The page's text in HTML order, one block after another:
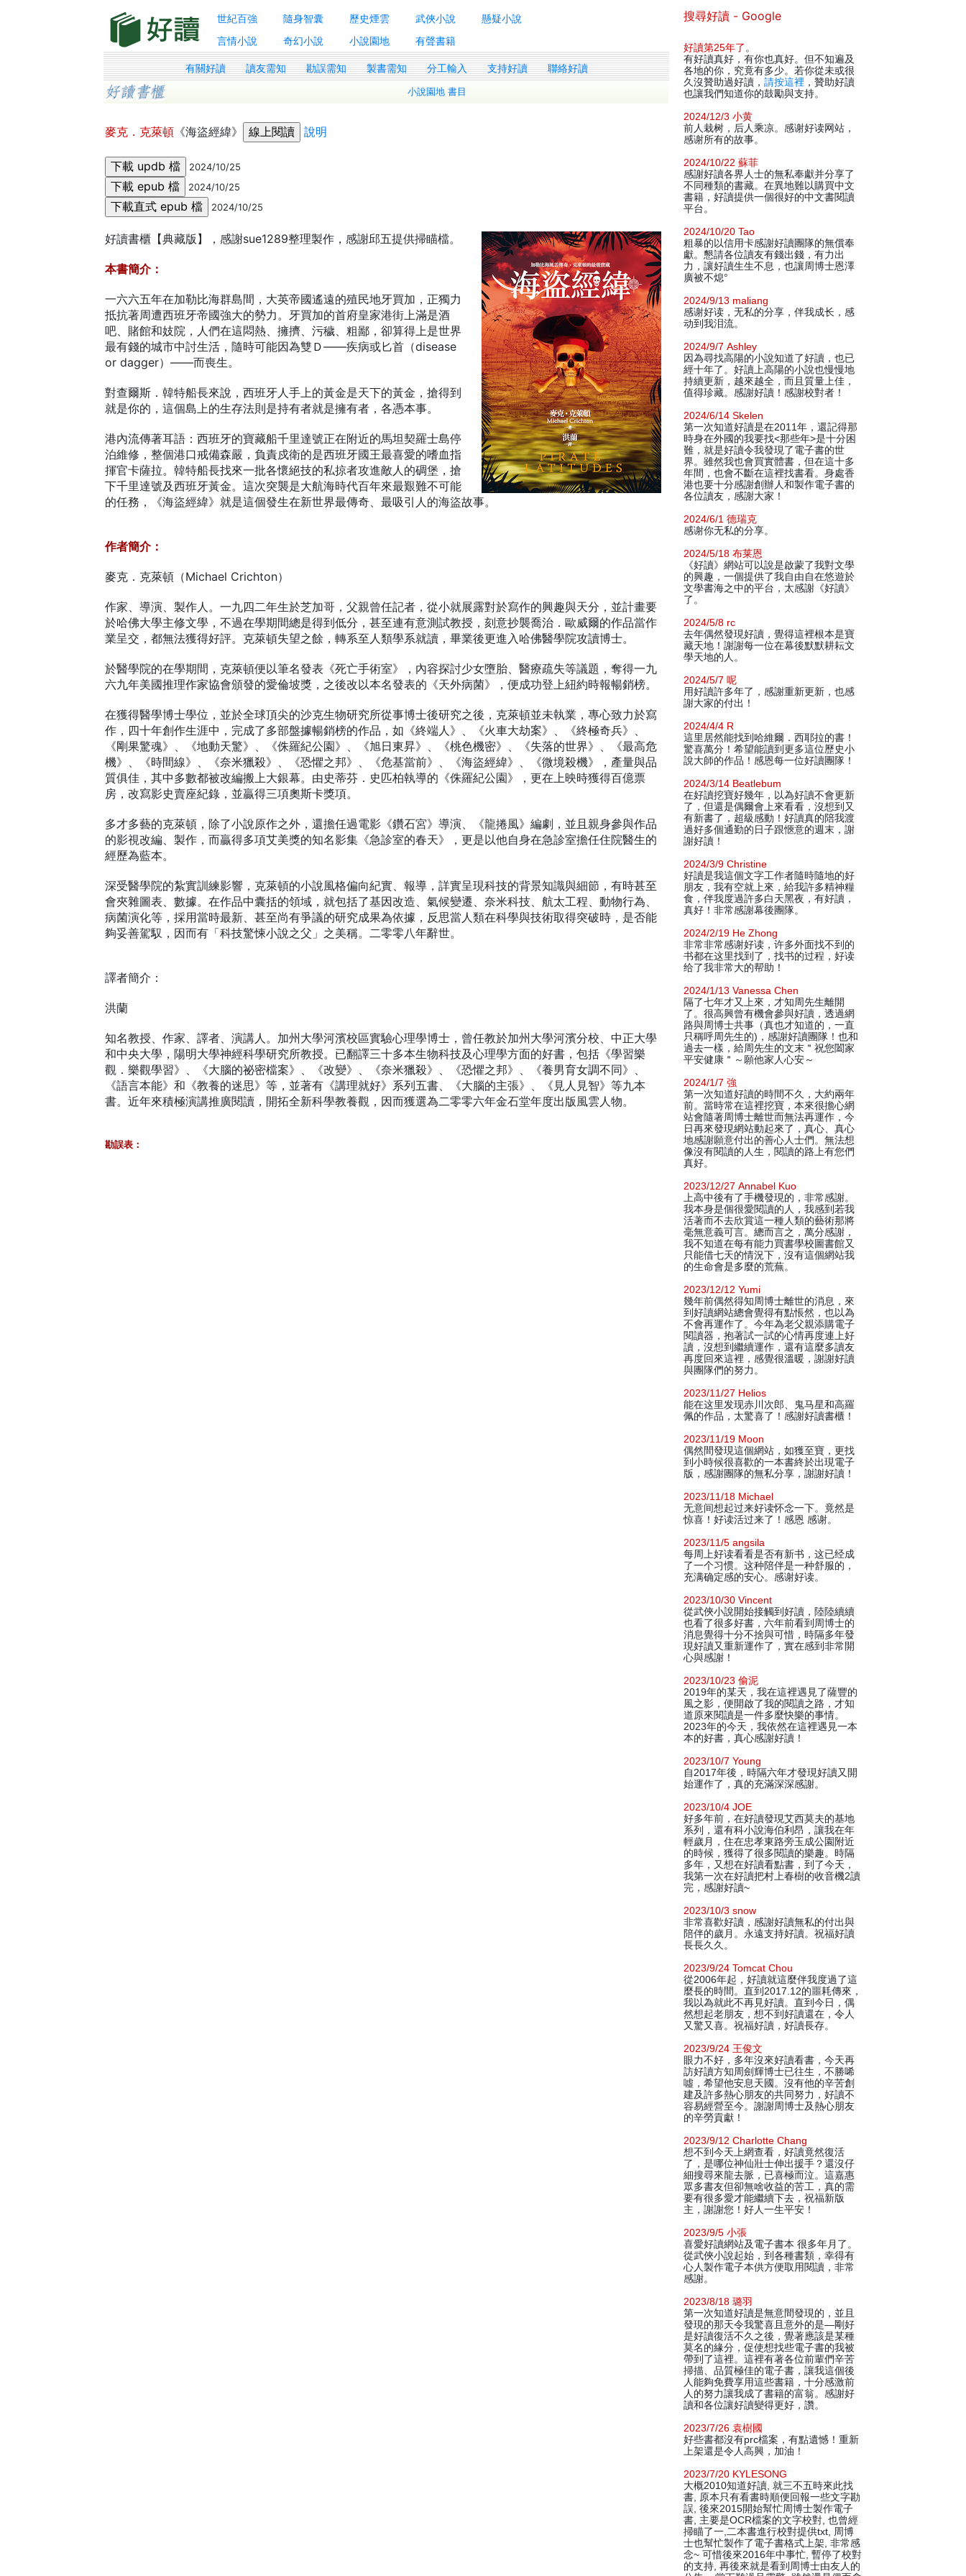
世紀百強 隨身智囊 歷史煙雲 武俠小說
懸疑小說
言情小說
奇幻小說 小說園地 有聲書籍
有關好讀 讀友需知 勘誤需知 製書需知 分工輸入 支持好讀 聯絡好讀
小說園地 書目
麥克．克萊頓 《海盜經緯》 說明
2024/10/25
2024/10/25
2024/10/25
好讀書櫃【典藏版】，感謝sue1289整理製作，感謝邱五提供掃瞄檔。
本書簡介：
一六六五年在加勒比海群島間，大英帝國遙遠的殖民地牙買加，正獨力
抵抗著周遭西班牙帝國強大的勢力。牙買加的首府皇家港街上滿是酒
吧、賭館和妓院，人們在這悶熱、擁擠、污穢、粗鄙，卻算得上是世界
最有錢的城市中討生活，隨時可能因為雙Ｄ——疾病或匕首（disease
or dagger）——而喪生。
對查爾斯．韓特船長來說，西班牙人手上的黃金是天下的黃金，搶得到
就是你的，這個島上的生存法則是持有者就是擁有者，各憑本事。
港內流傳著耳語：西班牙的寶藏船千里達號正在附近的馬坦契羅士島停
泊維修，整個港口戒備森嚴，負責戍衛的是西班牙國王最喜愛的嗜血指
揮官卡薩拉。韓特船長找來一批各懷絕技的私掠者攻進敵人的碉堡，搶
下千里達號及西班牙黃金。這次突襲是大航海時代百年來最艱難不可能
的任務，《海盜經緯》就是這個發生在新世界最傳奇、最吸引人的海盜故事。
作者簡介：
麥克．克萊頓（Michael Crichton）
作家、導演、製作人。一九四二年生於芝加哥，父親曾任記者，從小就展露對於寫作的興趣與天分，並計畫要
於哈佛大學主修文學，不過在學期間總是得到低分，甚至連有意測試教授，刻意抄襲喬治．歐威爾的作品當作
業呈交，都無法獲得好評。克萊頓失望之餘，轉系至人類學系就讀，畢業後更進入哈佛醫學院攻讀博士。
於醫學院的在學期間，克萊頓便以筆名發表《死亡手術室》，內容探討少女墮胎、醫療疏失等議題，奪得一九
六九年美國推理作家協會頒發的愛倫坡獎，之後改以本名發表的《天外病菌》，便成功登上紐約時報暢銷榜。
在獲得醫學博士學位，並於全球頂尖的沙克生物研究所從事博士後研究之後，克萊頓並未執業，專心致力於寫
作，四十年創作生涯中，完成了多部盤據暢銷榜的作品，如《終端人》、《火車大劫案》、《終極奇兵》、
《剛果驚魂》、《地動天驚》、《侏羅紀公園》、《旭日東昇》、《桃色機密》、《失落的世界》、《最高危
機》、《時間線》、《奈米獵殺》、《恐懼之邦》、《危基當前》、《海盜經緯》、《微境殺機》，產量與品
質俱佳，其中多數都被改編搬上大銀幕。由史蒂芬．史匹柏執導的《侏羅紀公園》，更在上映時獲得百億票
房，改寫影史賣座紀錄，並贏得三項奧斯卡獎項。
多才多藝的克萊頓，除了小說原作之外，還擔任過電影《鑽石宮》導演、《龍捲風》編劇，並且親身參與作品
的影視改編、製作，而贏得多項艾美獎的知名影集《急診室的春天》，更是以他自身在急診室擔任住院醫生的
經歷為藍本。
深受醫學院的紮實訓練影響，克萊頓的小說風格偏向紀實、報導，詳實呈現科技的背景知識與細節，有時甚至
會夾雜圖表、數據。在作品中囊括的領域，就包括了基因改造、氣候變遷、奈米科技、航太工程、動物行為、
病菌演化等，採用當時最新、甚至尚有爭議的研究成果為依據，反思當人類在科學與技術取得突破時，是否能
夠妥善駕馭，因而有「科技驚悚小說之父」之美稱。二零零八年辭世。
譯者簡介：
洪蘭
知名教授、作家、譯者、演講人。加州大學河濱校區實驗心理學博士，曾任教於加州大學河濱分校、中正大學
和中央大學，陽明大學神經科學研究所教授。已翻譯三十多本生物科技及心理學方面的好書，包括《學習樂
觀．樂觀學習》、《大腦的祕密檔案》、《改變》、《奈米獵殺》、《恐懼之邦》、《養男育女調不同》、
《語言本能》和《教養的迷思》等，並著有《講理就好》系列五書、《大腦的主張》、《見人見智》等九本
書。近年來積極演講推廣閱讀，開拓全新科學教養觀，因而獲選為二零零六年金石堂年度出版風雲人物。
勘誤表：
搜尋好讀 - Google
好讀第25年了 。
有好讀真好，有你也真好。但不知遍及
各地的你，究竟有多少。若你從未或很
久沒贊助過好讀， 請按這裡 ，贊助好讀
也讓我們知道你的鼓勵與支持。
2024/12/3 小黄
前人栽树，后人乘凉。感谢好读网站，
感谢所有的故事。
2024/10/22 蘇菲
感謝好讀各界人士的無私奉獻并分享了
不同種類的書藏。在異地難以購買中文
書籍，好讀提供一個很好的中文書閱讀
平台。
2024/10/20 Tao
粗暴的以信用卡感謝好讀團隊的無償奉
獻。懇請各位讀友有錢出錢，有力出
力，讓好讀生生不息，也讓周博士恩澤
廣被不熄°
2024/9/13 maliang
感谢好读，无私的分享，伴我成长，感
动到我泪流。
2024/9/7 Ashley
因為尋找高陽的小說知道了好讀，也已
經十年了。好讀上高陽的小說也慢慢地
持續更新，越來越全，而且質量上佳，
值得珍藏。感謝好讀！感謝校對者！
2024/6/14 Skelen
第一次知道好讀是在2011年，還記得那
時身在外國的我要找<那些年>是十分困
難，就是好讀令我發現了電子書的世
界。雖然我也會買實體書，但在這十多
年間，也會不斷在這裡找書看。身處香
港也要十分感謝創辦人和製作電子書的
各位讀友，感謝大家！
2024/6/1 德瑞克
感谢你无私的分享。
2024/5/18 布莱恩
《好讀》網站可以說是啟蒙了我對文學
的興趣，一個提供了我自由自在悠遊於
文學書海之中的平台，太感謝《好讀》
了。
2024/5/8 rc
去年偶然發現好讀，覺得這裡根本是寶
藏天地！謝謝每一位在幕後默默耕耘文
學天地的人。
2024/5/7 呢
用好讀許多年了，感謝重新更新，也感
謝大家的付出！
2024/4/4 R
這里居然能找到哈維爾．西耶拉的書！
驚喜萬分！希望能讀到更多這位歷史小
說大師的作品！感恩每一位好讀團隊！
2024/3/14 Beatlebum
在好讀挖寶好幾年，以為好讀不會更新
了，但還是偶爾會上來看看，沒想到又
有新書了，超級感動！好讀真的陪我渡
過好多個通勤的日子跟愜意的週末，謝
謝好讀！
2024/3/9 Christine
好讀是我這個文字工作者隨時隨地的好
朋友，我有空就上來，給我許多精神糧
食，伴我度過許多白天黑夜，有好讀，
真好！非常感謝幕後團隊。
2024/2/19 He Zhong
非常非常感谢好读，许多外面找不到的
书都在这里找到了，找书的过程，好读
给了我非常大的帮助！
2024/1/13 Vanessa Chen
隔了七年才又上來，才知周先生離開
了。很高興曾有機會參與好讀，透過網
路與周博士共事（真也才知道的，一直
只稱呼周先生的)，感謝好讀團隊！也和
過去一樣，給周先生的文末＂祝您闔家
平安健康＂～願他家人心安～
2024/1/7 強
第一次知道好讀的時間不久，大約兩年
前。當時常在這裡挖寶，本來很擔心網
站會隨著周博士離世而無法再運作，今
日再來發現網站動起來了，真心、真心
地感謝願意付出的善心人士們。無法想
像沒有閱讀的人生，閱讀的路上有您們
真好。
2023/12/27 Annabel Kuo
上高中後有了手機發現的，非常感謝。
我本身是個很愛閱讀的人，我感到若我
活著而不去欣賞這一種人類的藝術那將
毫無意義可言。總而言之，萬分感謝，
我不知道在每有能力買書學校圖書館又
只能借七天的情況下，沒有這個網站我
的生命會是多麼的荒蕪。
2023/12/12 Yumi
幾年前偶然得知周博士離世的消息，來
到好讀網站總會覺得有點悵然，也以為
不會再運作了。今年為老父親添購電子
閱讀器，抱著試一試的心情再度連上好
讀，沒想到繼續運作，還有這麼多讀友
再度回來這裡，感覺很溫暖，謝謝好讀
與團隊們的努力。
2023/11/27 Helios
能在这里发现赤川次郎、鬼马星和高羅
佩的作品，太驚喜了！感謝好讀書櫃！
2023/11/19 Moon
偶然間發現這個網站，如獲至寶，更找
到小時候很喜歡的一本書終於出現電子
版，感謝團隊的無私分享，謝謝好讀！
2023/11/18 Michael
无意间想起过来好读怀念一下。竟然是
惊喜！好读活过来了！感恩 感谢。
2023/11/5 angsila
每周上好读看看是否有新书，这已经成
了一个习惯。这种陪伴是一种舒服的，
充满确定感的安心。感谢好读。
2023/10/30 Vincent
從武俠小說開始接觸到好讀，陸陸續續
也看了很多好書，六年前看到周博士的
消息覺得十分不捨與可惜，時隔多年發
現好讀又重新運作了，實在感到非常開
心與感謝！
2023/10/23 偷泥
2019年的某天，我在這裡遇見了薩豐的
風之影，便開啟了我的閱讀之路，才知
道原來閱讀是一件多麼快樂的事情。
2023年的今天，我依然在這裡遇見一本
本的好書，真心感謝好讀！
2023/10/7 Young
自2017年後，時隔六年才發現好讀又開
始運作了，真的充滿深深感謝。
2023/10/4 JOE
好多年前，在好讀發現艾西莫夫的基地
系列，還有科小說海伯利昂，讓我在年
輕歲月，住在忠孝東路旁玉成公園附近
的時候，獲得了很多閱讀的樂趣。時隔
多年，又想在好讀看點書，到了今天，
我第一次在好讀把村上春樹的收音機2讀
完，感謝好讀~
2023/10/3 snow
非常喜歡好讀，感謝好讀無私的付出與
陪伴的歲月。永遠支持好讀。祝福好讀
長長久久。
2023/9/24 Tomcat Chou
從2006年起，好讀就這麼伴我度過了這
麼長的時間。直到2017.12的噩耗傳來，
我以為就此不再見好讀。直到今日，偶
然想起老朋友，想不到好讀還在，令人
又驚又喜。祝福好讀，好讀長存。
2023/9/24 王俊文
眼力不好，多年沒來好讀看書，今天再
訪好讀方知周劍輝博士已往生，不勝唏
噓，希望他安息天國。沒有他的辛苦創
建及許多熱心朋友的共同努力，好讀不
容易經營至今。謝謝周博士及熱心朋友
的辛勞貢獻！
2023/9/12 Charlotte Chang
想不到今天上網查看，好讀竟然復活
了，是哪位神仙壯士伸出援手？還沒仔
細搜尋來龍去脈，已喜極而泣。這嘉惠
眾多書友但卻無啥收益的苦工，真的需
要有很多愛才能繼續下去，祝福新版
主，謝謝您！好人一生平安！
2023/9/5 小張
喜愛好讀網站及電子書本 很多年月了。
從武俠小說起始，到各種書類，幸得有
心人製作電子本供方便取用閱讀，非常
感謝。
2023/8/18 璐羽
第一次知道好讀是無意間發現的，並且
發現的那天令我驚喜且意外的是—剛好
是好讀復活不久之後，覺著應該是某種
莫名的緣分，促使想找些電子書的我被
帶到了這裡。這裡有著各位前輩們辛苦
掃描、品質極佳的電子書，讓我這個後
人能夠免費享用這些書籍，十分感激前
人的努力讓我成了書籍的富翁。感謝好
讀和各位讓好讀變得更好，讚。
2023/7/26 袁樹國
好些書都沒有prc檔案，有點遺憾！重新
上架還是令人高興，加油！
2023/7/20 KYLESONG
大概2010知道好讀, 就三不五時來此找
書, 原本只有看書時順便回報一些文字勘
誤, 後來2015開始幫忙周博士製作電子
書, 主要是OCR檔案的文字校對, 也曾經
掃瞄了一,二本書進行校對提供txt, 周博
士也幫忙製作了電子書格式上架, 非常感
念~ 可惜後來2016年中事忙, 暫停了校對
的支持, 再後來就是看到周博士由友人的